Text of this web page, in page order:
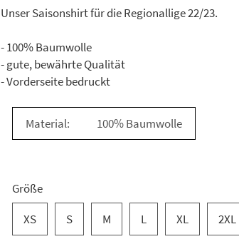
Unser Saisonshirt für die Regionallige 22/23.
- 100% Baumwolle
- gute, bewährte Qualität
- Vorderseite bedruckt
Material: 100% Baumwolle
Größe
XS
S M L XL 2XL